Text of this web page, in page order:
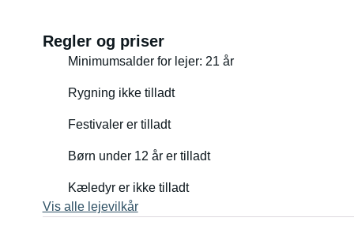
Regler og priser
Minimumsalder for lejer: 21 år
Rygning ikke tilladt
Festivaler er tilladt
Børn under 12 år er tilladt
Kæledyr er ikke tilladt
Vis alle lejevilkår